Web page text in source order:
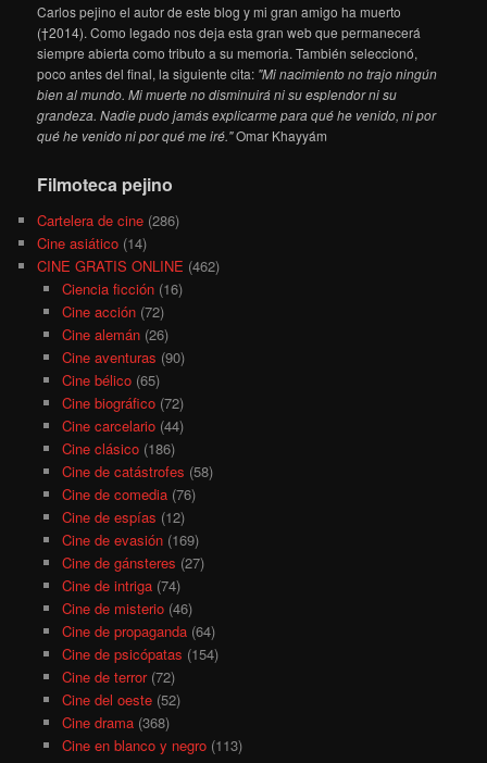
Carlos pejino el autor de este blog y mi gran amigo ha muerto
(†2014). Como legado nos deja esta gran web que permanecerá
siempre abierta como tributo a su memoria. También seleccionó,
poco antes del final, la siguiente cita: "Mi nacimiento no trajo ningún
bien al mundo. Mi muerte no disminuirá ni su esplendor ni su
grandeza. Nadie pudo jamás explicarme para qué he venido, ni por
qué he venido ni por qué me iré."Omar Khayyám
Filmoteca pejino
Cartelera de cine (286)
Cine asiático (14)
CINE GRATIS ONLINE (462)
Ciencia ficción(16)
Cine acción(72)
Cine alemán(26)
Cine aventuras (90)
Cine bélico(65)
Cine biográfico(72)
Cine carcelario(44)
Cine clásico(186)
Cine de catástrofes (58)
Cine de comedia(76)
Cine de espías (12)
Cine de evasión(169)
Cine de gánsteres (27)
Cine de intriga(74)
Cine de misterio(46)
Cine de propaganda(64)
Cine de psicópatas (154)
Cine de terror(72)
Cine del oeste(52)
Cine drama(368)
Cine en blanco y negro(113)